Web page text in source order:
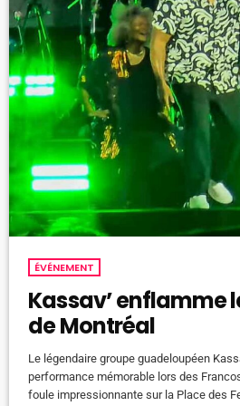
ÉVÉNEMENT
Kassav’ enflamme
de Montréal
Le légendaire groupe guadeloupéen
performance mémorable lors des
foule impressionnante sur la Place des